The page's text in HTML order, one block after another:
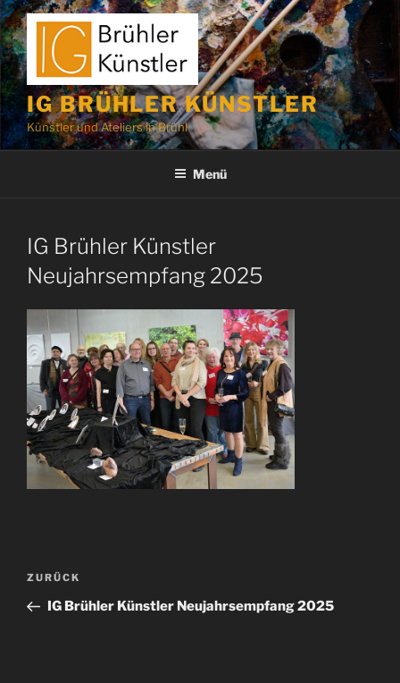
Zum
Inhalt
springen
IG BRÜHLER KÜNSTLER
Künstler und Ateliers in Brühl
Menü
IG Brühler Künstler
Neujahrsempfang 2025
Beitragsnavigation
Vorheriger
Beitrag
ZURÜCK
IG Brühler Künstler Neujahrsempfang 2025